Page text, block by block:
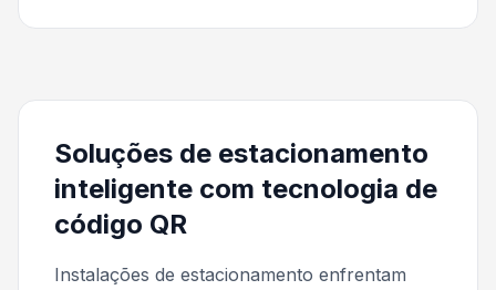
Soluções de estacionamento
inteligente com tecnologia de
código QR
Instalações de estacionamento enfrentam